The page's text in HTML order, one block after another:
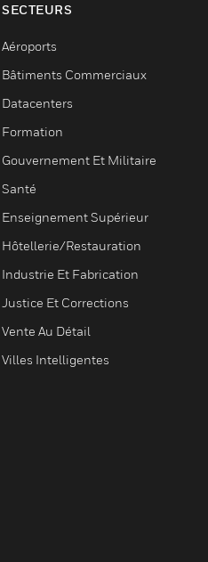
SECTEURS
Aéroports
Bâtiments Commerciaux
Datacenters
Formation
Gouvernement Et Militaire
Santé
Enseignement Supérieur
Hôtellerie/Restauration
Industrie Et Fabrication
Justice Et Corrections
Vente Au Détail
Villes Intelligentes